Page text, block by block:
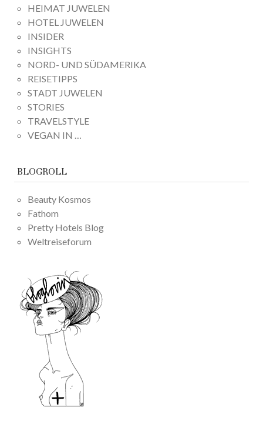
HEIMAT JUWELEN
HOTEL JUWELEN
INSIDER
INSIGHTS
NORD- UND SÜDAMERIKA
REISETIPPS
STADT JUWELEN
STORIES
TRAVELSTYLE
VEGAN IN …
BLOGROLL
Beauty Kosmos
Fathom
Pretty Hotels Blog
Weltreiseforum